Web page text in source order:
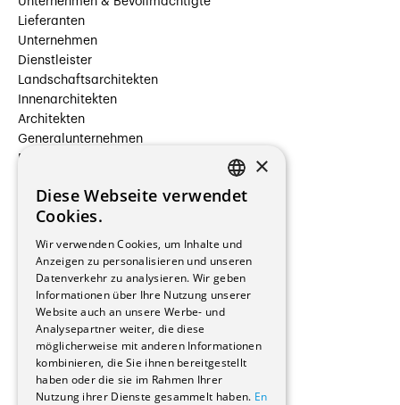
Lieferanten
Unternehmen
Dienstleister
Landschaftsarchitekten
Innenarchitekten
Architekten
Generalunternehmen
Beauftragte Unternehmen
Hersteller/Lieferanten
Bauherrschaften
Immobilienverwaltungsgesellschaften
Stockwerkeigentum
Reportagen
Wohnungen
Renovierungen
Innere Umbauten
Gastgewerbe und Tourismus
Verwaltungsgebäude und Geschäfte
Schuleinrichtungen
FRENCH
×
Diese Webseite verwendet
Cookies.
Wir verwenden Cookies, um Inhalte und
Anzeigen zu personalisieren und unseren
Datenverkehr zu analysieren. Wir geben
Informationen über Ihre Nutzung unserer
Website auch an unsere Werbe- und
Analysepartner weiter, die diese
möglicherweise mit anderen Informationen
kombinieren, die Sie ihnen bereitgestellt
haben oder die sie im Rahmen Ihrer
Nutzung ihrer Dienste gesammelt haben. En